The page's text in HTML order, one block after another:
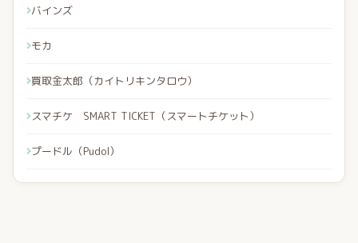
バインズ
モカ
買取金太郎（カイトリキンタロウ）
スマチケ SMART TICKET（スマートチケット）
プードル（Pudol）